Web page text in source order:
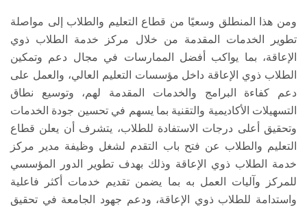
ومن هذا المنطلق وسعيًا من قطاع التعليم والطلاب إلى مواصلة
تطوير الخدمات المقدمة من خلال مركز خدمة الطلاب ذوي
الإعاقة، بما يواكب أفضل الممارسات في مجال دعم وتمكين
الطلاب ذوي الإعاقة داخل مؤسسات التعليم العالي، والعمل على
دعم كفاءة البرامج والخدمات المقدمة لهم، وتوسيع نطاق
التسهيلات الأكاديمية والتقنية بما يسهم في تحسين جودة الخدمات
وتحقيق أعلى درجات الاستفادة للطلاب، يتشرف أن يعلن قطاع
التعليم والطلاب عن فتح باب التقدم لشغل وظيفة مدير مركز
خدمة الطلاب ذوي الإعاقة وذلك بهدف تطوير الدور المؤسسي
للمركز وآليات العمل به بما يضمن تقديم خدمات أكثر فاعلية
واستدامة للطلاب ذوي الإعاقة، ودعم جهود الجامعة في تحقيق